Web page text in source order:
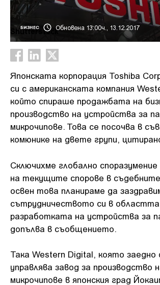
БИЗНЕС Обновена 13:00ч., 13.12.2017
Shutterstock
Японската корпорация Toshiba
си с американската компания
който спираше продажбата на
производство на устройства за
микрочипове. Това се посочва в
комюнике на двете групи,
Сключихме глобално
на текущите спорове в
освен това планираме да
сътрудничеството си в
разработката на устройства за
допълва в съобщението.
Така Western Digital, която заедно
управлява завод за производство
микрочипове в японския град